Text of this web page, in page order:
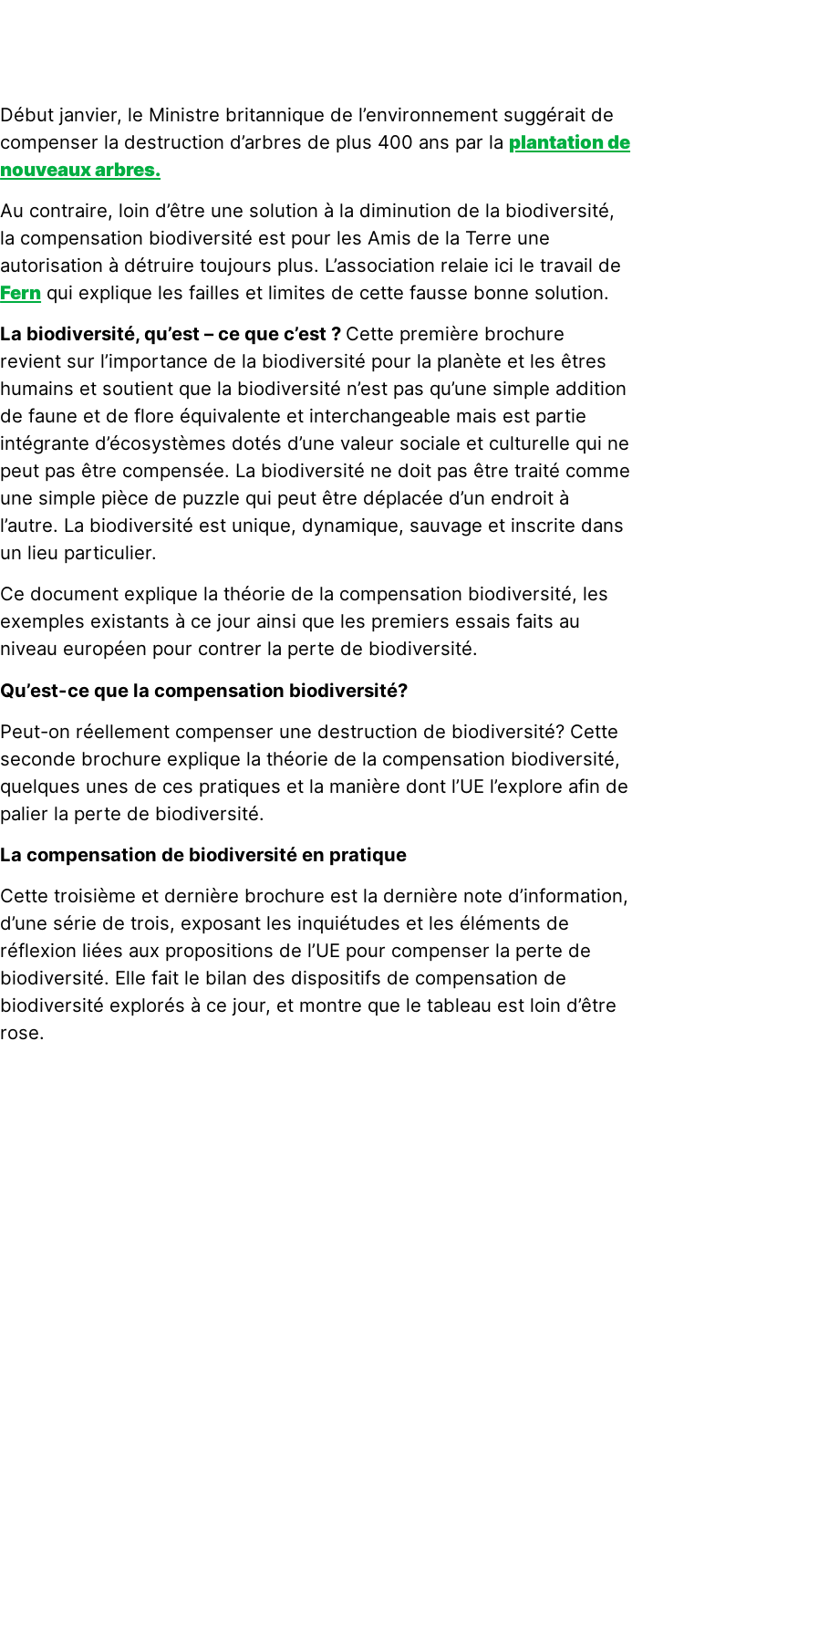
Début janvier, le Ministre britannique de l’environnement suggérait de
compenser la destruction d’arbres de plus 400 ans par la plantation de
nouveaux arbres.
Au contraire, loin d’être une solution à la diminution de la biodiversité,
la compensation biodiversité est pour les Amis de la Terre une
autorisation à détruire toujours plus. L’association relaie ici le travail de
Fern qui explique les failles et limites de cette fausse bonne solution.
La biodiversité, qu’est – ce que c’est ? Cette première brochure
revient sur l’importance de la biodiversité pour la planète et les êtres
humains et soutient que la biodiversité n’est pas qu’une simple addition
de faune et de flore équivalente et interchangeable mais est partie
intégrante d’écosystèmes dotés d’une valeur sociale et culturelle qui ne
peut pas être compensée. La biodiversité ne doit pas être traité comme
une simple pièce de puzzle qui peut être déplacée d’un endroit à
l’autre. La biodiversité est unique, dynamique, sauvage et inscrite dans
un lieu particulier.
Ce document explique la théorie de la compensation biodiversité, les
exemples existants à ce jour ainsi que les premiers essais faits au
niveau européen pour contrer la perte de biodiversité.
Qu’est-ce que la compensation biodiversité?
Peut-on réellement compenser une destruction de biodiversité? Cette
seconde brochure explique la théorie de la compensation biodiversité,
quelques unes de ces pratiques et la manière dont l’UE l’explore afin de
palier la perte de biodiversité.
La compensation de biodiversité en pratique
Cette troisième et dernière brochure est la dernière note d’information,
d’une série de trois, exposant les inquiétudes et les éléments de
réflexion liées aux propositions de l’UE pour compenser la perte de
biodiversité. Elle fait le bilan des dispositifs de compensation de
biodiversité explorés à ce jour, et montre que le tableau est loin d’être
rose.